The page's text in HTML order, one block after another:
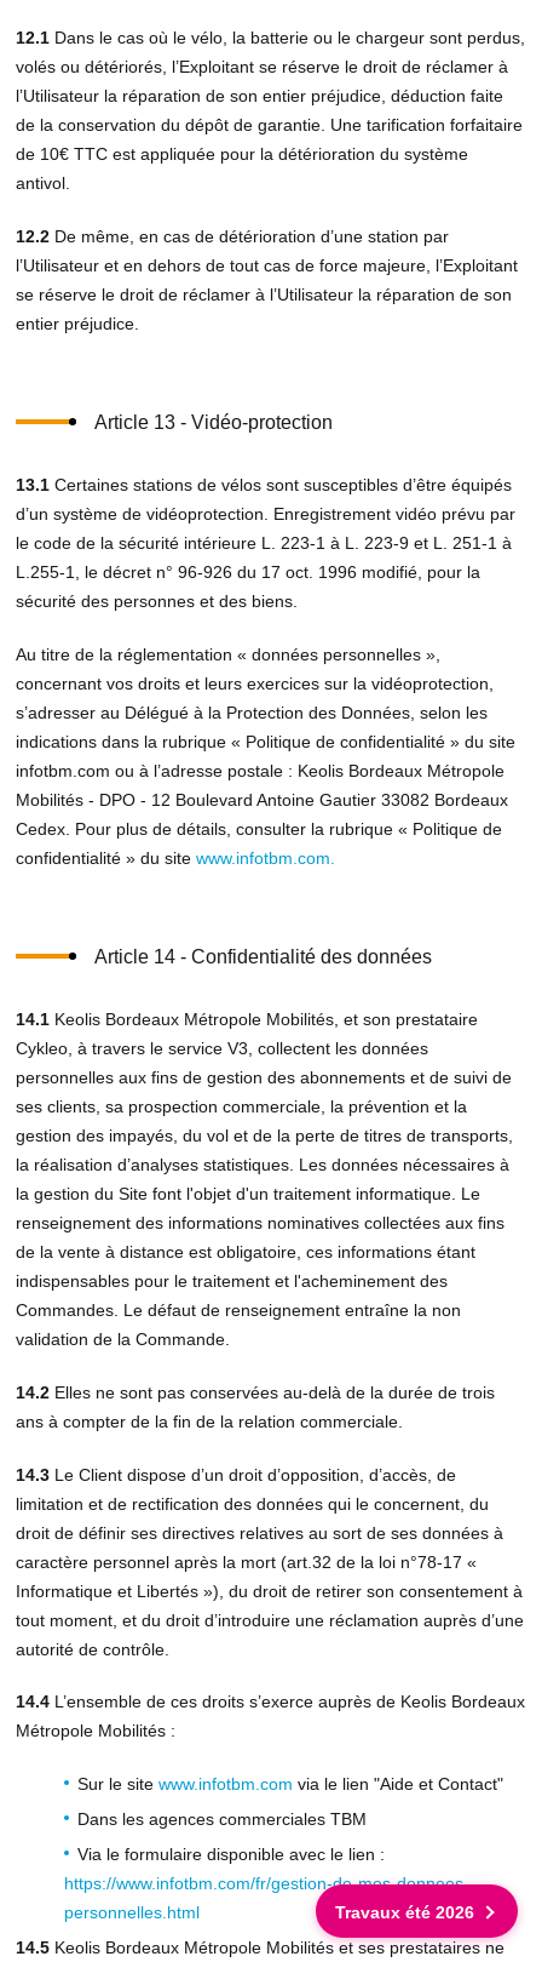
12.1 Dans le cas où le vélo, la batterie ou le chargeur sont perdus,
volés ou détériorés, l’Exploitant se réserve le droit de réclamer à
l’Utilisateur la réparation de son entier préjudice, déduction faite
de la conservation du dépôt de garantie. Une tarification forfaitaire
de 10€ TTC est appliquée pour la détérioration du système
antivol.
12.2 De même, en cas de détérioration d’une station par
l’Utilisateur et en dehors de tout cas de force majeure, l’Exploitant
se réserve le droit de réclamer à l’Utilisateur la réparation de son
entier préjudice.
Article 13 - Vidéo-protection
13.1 Certaines stations de vélos sont susceptibles d’être équipés
d’un système de vidéoprotection. Enregistrement vidéo prévu par
le code de la sécurité intérieure L. 223-1 à L. 223-9 et L. 251-1 à
L.255-1, le décret n° 96-926 du 17 oct. 1996 modifié, pour la
sécurité des personnes et des biens.
Au titre de la réglementation « données personnelles »,
concernant vos droits et leurs exercices sur la vidéoprotection,
s’adresser au Délégué à la Protection des Données, selon les
indications dans la rubrique « Politique de confidentialité » du site
infotbm.com ou à l’adresse postale : Keolis Bordeaux Métropole
Mobilités - DPO - 12 Boulevard Antoine Gautier 33082 Bordeaux
Cedex. Pour plus de détails, consulter la rubrique « Politique de
confidentialité » du sitewww.infotbm.com.
Article 14 - Confidentialité des données
14.1 Keolis Bordeaux Métropole Mobilités, et son prestataire
Cykleo, à travers le service V3, collectent les données
personnelles aux fins de gestion des abonnements et de suivi de
ses clients, sa prospection commerciale, la prévention et la
gestion des impayés, du vol et de la perte de titres de transports,
la réalisation d’analyses statistiques. Les données nécessaires à
la gestion du Site font l'objet d'un traitement informatique. Le
renseignement des informations nominatives collectées aux fins
de la vente à distance est obligatoire, ces informations étant
indispensables pour le traitement et l'acheminement des
Commandes. Le défaut de renseignement entraîne la non
validation de la Commande.
14.2 Elles ne sont pas conservées au-delà de la durée de trois
ans à compter de la fin de la relation commerciale.
14.3 Le Client dispose d’un droit d’opposition, d’accès, de
limitation et de rectification des données qui le concernent, du
droit de définir ses directives relatives au sort de ses données à
caractère personnel après la mort (art.32 de la loi n°78-17 «
Informatique et Libertés »), du droit de retirer son consentement à
tout moment, et du droit d’introduire une réclamation auprès d’une
autorité de contrôle.
14.4 L’ensemble de ces droits s’exerce auprès de Keolis Bordeaux
Métropole Mobilités :
Sur le sitewww.infotbm.com via le lien "Aide et Contact"
Dans les agences commerciales TBM
Via le formulaire disponible avec le lien :
https://www.infotbm.com/fr/gestion-de-mes-donnees-
personnelles.html
14.5 Keolis Bordeaux Métropole Mobilités et ses prestataires ne
Travaux été 2026